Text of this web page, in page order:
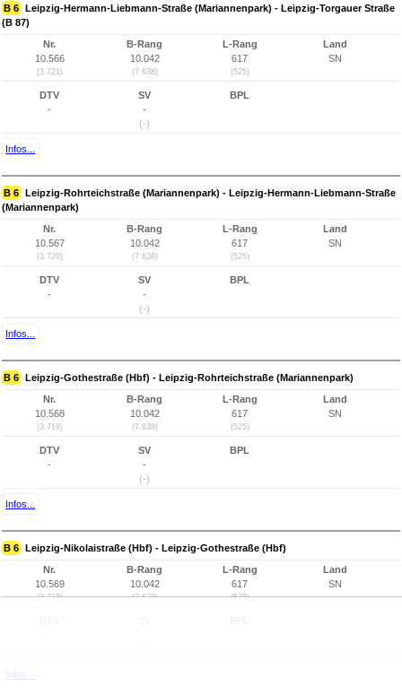
B 6 Leipzig-Hermann-Liebmann-Straße (Mariannenpark) - Leipzig-Torgauer Straße
(B 87)
Nr.
10.566
(3.721)
B-Rang
10.042
(7.638)
L-Rang
617
(525)
Land
SN
DTV
-
SV
-
(-)
BPL
Infos...
B 6 Leipzig-Rohrteichstraße (Mariannenpark) - Leipzig-Hermann-Liebmann-Straße
(Mariannenpark)
Nr.
10.567
(3.720)
B-Rang
10.042
(7.638)
L-Rang
617
(525)
Land
SN
DTV
-
SV
-
(-)
BPL
Infos...
B 6 Leipzig-Gothestraße (Hbf) - Leipzig-Rohrteichstraße (Mariannenpark)
Nr.
10.568
(3.719)
B-Rang
10.042
(7.638)
L-Rang
617
(525)
Land
SN
DTV
-
SV
-
(-)
BPL
Infos...
B 6 Leipzig-Nikolaistraße (Hbf) - Leipzig-Gothestraße (Hbf)
Nr.
10.569
(3.718)
B-Rang
10.042
(7.638)
L-Rang
617
(525)
Land
SN
Infos...